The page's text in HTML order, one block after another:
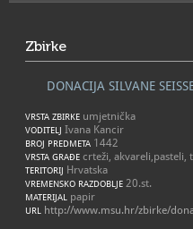
Zbirke
DONACIJA SILVANE
VRSTA ZBIRKE umjetnička
VODITELJ Ivana Kancir
BROJ PREDMETA 1442
VRSTA GRAĐE crteži,
TERITORIJ Hrvatska
VREMENSKO RAZDOBLJE 20.st.
MATERIJAL papir
URL http://www.msu.hr/zbirke/